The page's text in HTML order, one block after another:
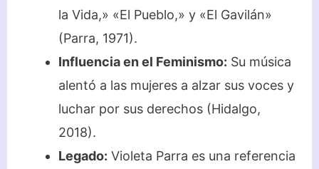
la Vida,» «El Pueblo,» y «El Gavilán»
(Parra, 1971).
Influencia en el Feminismo: Su música
alentó a las mujeres a alzar sus voces y
luchar por sus derechos (Hidalgo,
2018).
Legado: Violeta Parra es una referencia